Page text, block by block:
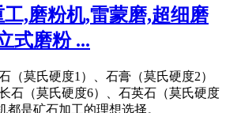
,磨粉机,雷蒙磨,超细磨
式磨粉 ...
（莫氏硬度1）、石膏（莫氏硬度2）
石（莫氏硬度6）、石英石（莫氏硬度
都是矿石加工的理想选择。